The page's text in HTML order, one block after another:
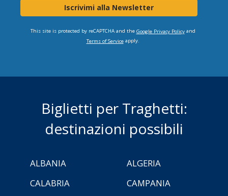
Iscrivimi alla Newsletter
This site is protected by reCAPTCHA and the Google Privacy Policyand
Terms of Serviceapply.
Biglietti per Traghetti:
destinazioni possibili
ALBANIA
ALGERIA
CALABRIA
CAMPANIA